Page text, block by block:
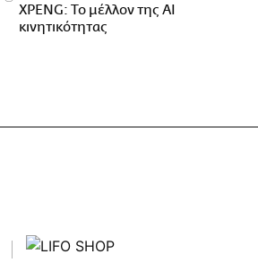
XPENG: Το μέλλον της AI
κινητικότητας